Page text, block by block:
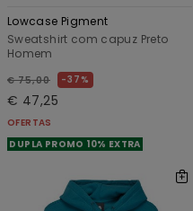
Lowcase Pigment
Sweatshirt com capuz Preto
Homem
€ 75,00 37%
€ 47,25
OFERTAS
DUPLA PROMO 10% EXTRA